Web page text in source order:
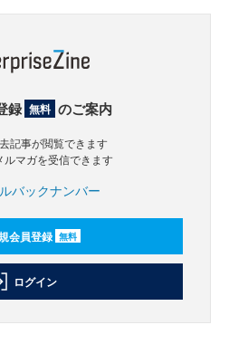
録 無料 のご案内
記事が閲覧できます
ルマガを受信できます
バックナンバー
会員登録 無料
ログイン